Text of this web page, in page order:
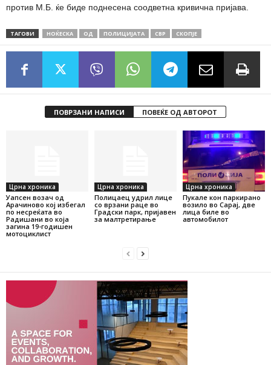
против М.Б. ќе биде поднесена соодветна кривична пријава.
ТАГОВИ НОЌЕСКА ОД ПОЛИЦИЈАТА СВР СКОПЈЕ
ПОВРЗАНИ НАПИСИ ПОВЕЌЕ ОД АВТОРОТ
Црна хроника
Уапсен возач од
Арачиново кој избегал
по несреќата во
Радишани во која
загина 19-годишен
мотоциклист
Црна хроника
Полицаец удрил лице
со врзани раце во
Градски парк, пријавен
за малтретирање
Црна хроника
Пукале кон паркирано
возило во Сарај, две
лица биле во
автомобилот